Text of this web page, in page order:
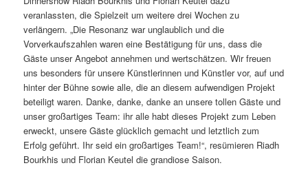
veranlassten, die Spielzeit um weitere drei Wochen zu
verlängern. „Die Resonanz war unglaublich und die
Vorverkaufszahlen waren eine Bestätigung für uns, dass die
Gäste unser Angebot annehmen und wertschätzen. Wir freuen
uns besonders für unsere Künstlerinnen und Künstler vor, auf und
hinter der Bühne sowie alle, die an diesem aufwendigen Projekt
beteiligt waren. Danke, danke, danke an unsere tollen Gäste und
unser großartiges Team: ihr alle habt dieses Projekt zum Leben
erweckt, unsere Gäste glücklich gemacht und letztlich zum
Erfolg geführt. Ihr seid ein großartiges Team!“, resümieren Riadh
Bourkhis und Florian Keutel die grandiose Saison.